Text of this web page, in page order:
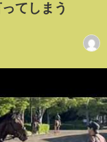
てしまう